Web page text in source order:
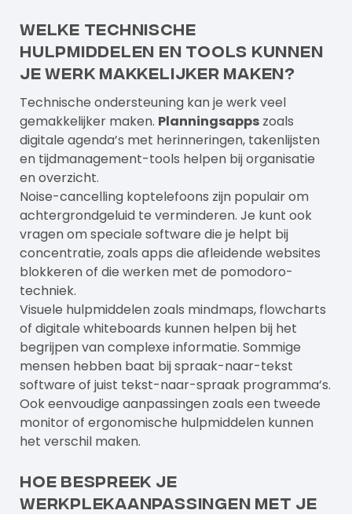
Welke technische
hulpmiddelen en tools kunnen
je werk makkelijker maken?
Technische ondersteuning kan je werk veel
gemakkelijker maken. Planningsapps zoals
digitale agenda’s met herinneringen, takenlijsten
en tijdmanagement-tools helpen bij organisatie
en overzicht.
Noise-cancelling koptelefoons zijn populair om
achtergrondgeluid te verminderen. Je kunt ook
vragen om speciale software die je helpt bij
concentratie, zoals apps die afleidende websites
blokkeren of die werken met de pomodoro-
techniek.
Visuele hulpmiddelen zoals mindmaps, flowcharts
of digitale whiteboards kunnen helpen bij het
begrijpen van complexe informatie. Sommige
mensen hebben baat bij spraak-naar-tekst
software of juist tekst-naar-spraak programma’s.
Ook eenvoudige aanpassingen zoals een tweede
monitor of ergonomische hulpmiddelen kunnen
het verschil maken.
Hoe bespreek je
werkplekaanpassingen met je